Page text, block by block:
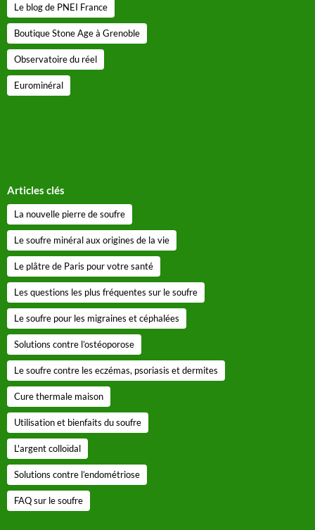
Le blog de PNEI France
Boutique Stone Age à Grenoble
Observatoire du réel
Eurominéral
Articles clés
La nouvelle pierre de soufre
Le soufre minéral aux origines de la vie
Le plâtre de Paris pour votre santé
Les questions les plus fréquentes sur le soufre
Le soufre pour les migraines et céphalées
Solutions contre l’ostéoporose
Le soufre contre les eczémas, psoriasis et dermites
Cure thermale maison
Utilisation et bienfaits du soufre
L'argent colloïdal
Solutions contre l’endométriose
FAQ sur le soufre